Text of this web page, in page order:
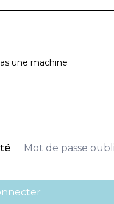
une machine
Mot de passe